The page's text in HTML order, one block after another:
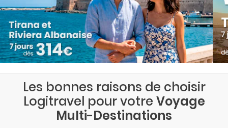
Les bonnes raisons de choisir
Logitravel pour votre Voyage
Multi-Destinations